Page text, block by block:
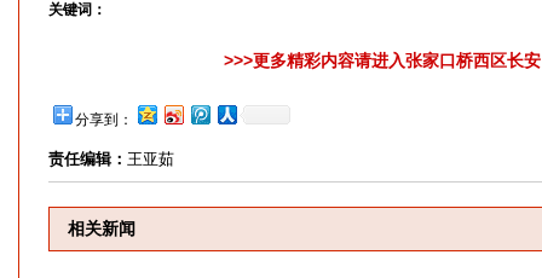
关键词：
>>>更多精彩内容请进入张家口桥西区长
分享到：
责任编辑： 王亚茹
相关新闻